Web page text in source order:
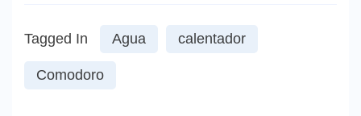
Tagged In Agua calentador
Comodoro